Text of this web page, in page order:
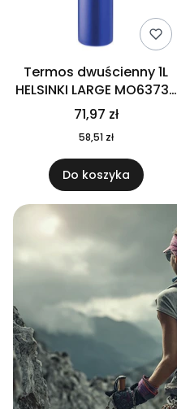
Termos dwuścienny 1L
HELSINKI LARGE MO6373-
04
71,97 zł
58,51 zł
Do koszyka